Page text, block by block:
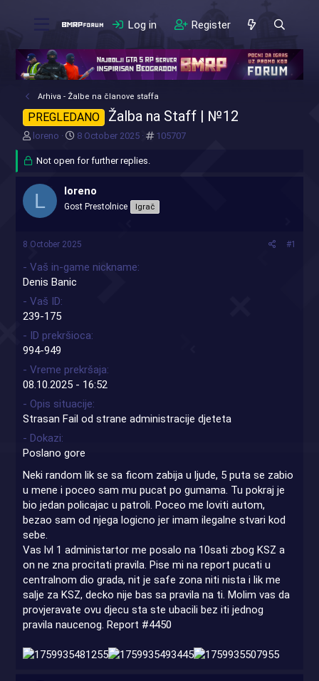
Log in Register
Arhiva - Žalbe na članove staffa
PREGLEDANO Žalba na Staff | №12
T
r
a
r
t
r
loreno
S
a
t
a
8 October 2025 #105707
Not open for further replies.
L loreno
Gost Prestolnice Igrač
8 October 2025 #1
- Vaš in-game nickname
Denis Banic
- Vaš ID
239-175
- ID prekršioca
994-949
- Vreme prekršaja
08.10.2025 - 16:52
- Opis situacije
Strasan Fail od strane administracije djeteta
- Dokazi
Poslano gore
Neki random lik se sa ficom zabija u ljude, 5 puta se zabio
u mene i poceo sam mu pucat po gumama. Tu pokraj je
bio jedan policajac u patroli. Poceo me loviti autom,
bezao sam od njega logicno jer imam ilegalne stvari kod
sebe.
Vas lvl 1 administartor me posalo na 10sati zbog KSZ a
on ne zna procitati pravila. Pise mi na report pucati u
centralnom dio grada, nit je safe zona niti nista i lik me
salje za KSZ, decko nije bas sa pravila na ti. Molim vas da
provjeravate ovu djecu sta ste ubacili bez iti jednog
pravila naucenog. Report #4450